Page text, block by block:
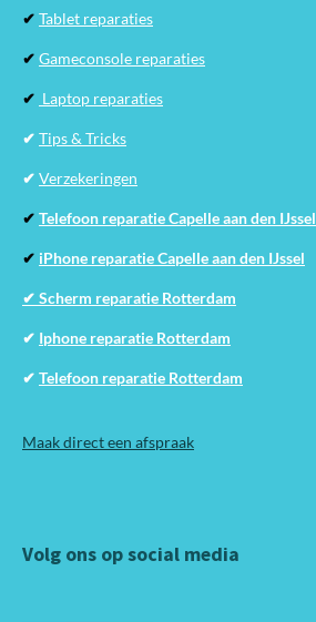
✔ Tablet reparaties
✔ Gameconsole reparaties
✔ Laptop reparaties
✔ Tips & Tricks
✔ Verzekeringen
✔ Telefoon reparatie Capelle aan den IJssel
✔ iPhone reparatie Capelle aan den IJssel
✔ Scherm reparatie Rotterdam
✔ Iphone reparatie Rotterdam
✔ Telefoon reparatie Rotterdam
Maak direct een afspraak
Volg ons op social media